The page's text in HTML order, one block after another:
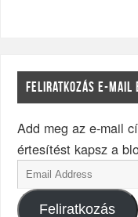
FELIRATKOZÁS E-MAIL
Add meg az e-mail
értesítést kapsz a
Feliratkozás